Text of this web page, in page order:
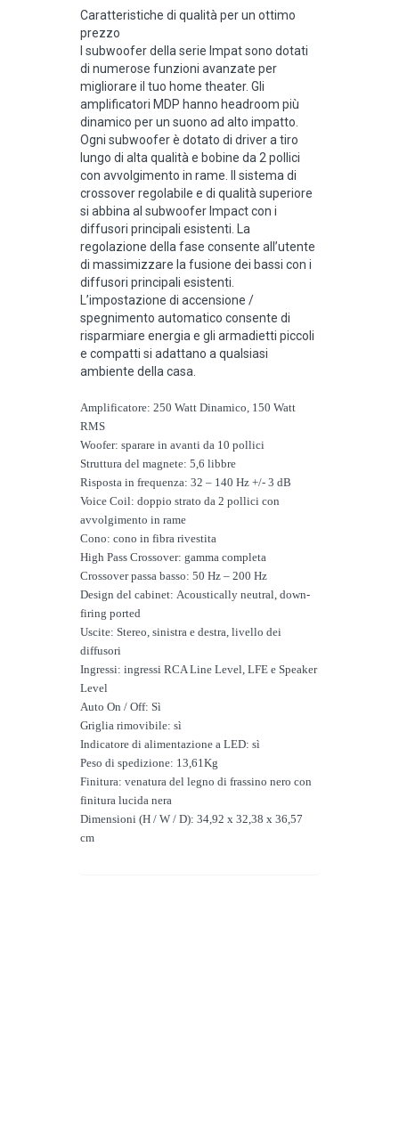
Caratteristiche di qualità per un ottimo
prezzo
I subwoofer della serie Impat sono dotati
di numerose funzioni avanzate per
migliorare il tuo home theater. Gli
amplificatori MDP hanno headroom più
dinamico per un suono ad alto impatto.
Ogni subwoofer è dotato di driver a tiro
lungo di alta qualità e bobine da 2 pollici
con avvolgimento in rame. Il sistema di
crossover regolabile e di qualità superiore
si abbina al subwoofer Impact con i
diffusori principali esistenti. La
regolazione della fase consente all’utente
di massimizzare la fusione dei bassi con i
diffusori principali esistenti.
L’impostazione di accensione /
spegnimento automatico consente di
risparmiare energia e gli armadietti piccoli
e compatti si adattano a qualsiasi
ambiente della casa.
Amplificatore: 250 Watt Dinamico, 150 Watt
RMS
Woofer: sparare in avanti da 10 pollici
Struttura del magnete: 5,6 libbre
Risposta in frequenza: 32 – 140 Hz +/- 3 dB
Voice Coil: doppio strato da 2 pollici con
avvolgimento in rame
Cono: cono in fibra rivestita
High Pass Crossover: gamma completa
Crossover passa basso: 50 Hz – 200 Hz
Design del cabinet: Acoustically neutral, down-
firing ported
Uscite: Stereo, sinistra e destra, livello dei
diffusori
Ingressi: ingressi RCA Line Level, LFE e Speaker
Level
Auto On / Off: Sì
Griglia rimovibile: sì
Indicatore di alimentazione a LED: sì
Peso di spedizione: 13,61Kg
Finitura: venatura del legno di frassino nero con
finitura lucida nera
Dimensioni (H / W / D): 34,92 x 32,38 x 36,57
cm